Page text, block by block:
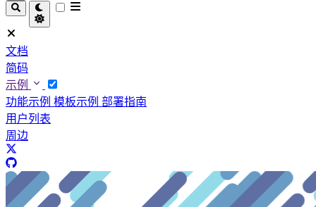
文档
简码
示例
功能示例 模板示例 部署指南
用户列表
周边